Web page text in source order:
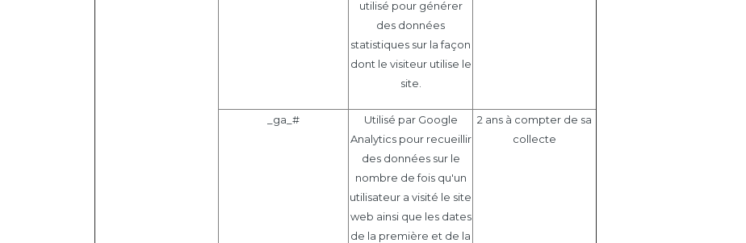
utilisé pour générer
des données
statistiques sur la façon
dont le visiteur utilise le
site.
_ga_#
Utilisé par Google
Analytics pour recueillir
des données sur le
nombre de fois qu'un
utilisateur a visité le site
web ainsi que les dates
de la première et de la
2 ans à compter de sa
collecte